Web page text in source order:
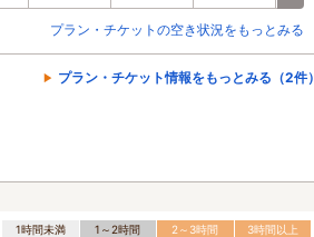
プラン・チケットの空き状況をもっとみる
プラン・チケット情報をもっとみる（2件）
1時間未満 1～2時間 2～3時間 3時間以上